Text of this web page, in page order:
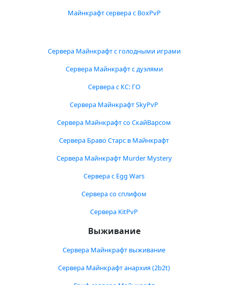
Майнкрафт сервера с BoxPvP
Сервера Майнкрафт с голодными играми
Сервера Майнкрафт с дуэлями
Сервера с КС: ГО
Сервера Майнкрафт SkyPvP
Сервера Майнкрафт со СкайВарсом
Сервера Браво Старс в Майнкрафт
Сервера Майнкрафт Murder Mystery
Сервера с Egg Wars
Сервера со сплифом
Сервера KitPvP
Выживание
Сервера Майнкрафт выживание
Сервера Майнкрафт анархия (2b2t)